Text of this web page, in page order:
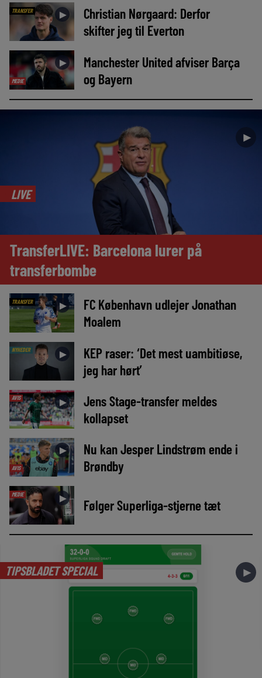
TRANSFER ►
Christian Nørgaard: Derfor
skifter jeg til Everton
MEDIE
►
Manchester United afviser Barça
og Bayern
►
LIVE
TransferLIVE: Barcelona lurer på
transferbombe
TRANSFER ►
FC København udlejer Jonathan
Moalem
NYHEDER ►
KEP raser: ‘Det mest uambitiøse,
jeg har hørt’
AVIS ►
Jens Stage-transfer meldes
kollapset
AVIS
►
Nu kan Jesper Lindstrøm ende i
Brøndby
MEDIE ► Følger Superliga-stjerne tæt
TIPSBLADET SPECIAL ►